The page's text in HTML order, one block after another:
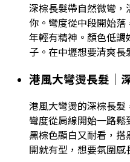
深棕長髮帶自然微彎
你。彎度從中段開始
年輕有精神。顏色低
子。在中壢想要清爽長
港風大彎燙長髮｜
港風大彎燙的深棕長
彎度從肩線開始一路鬆
黑棕色顯白又耐看，
開就有型，想要氛圍感